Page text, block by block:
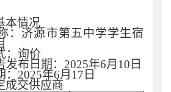
本情况
： 济源市第五中学学生宿
：询价
发布日期：2025年6月10日
2025年6月17日
成交供应商